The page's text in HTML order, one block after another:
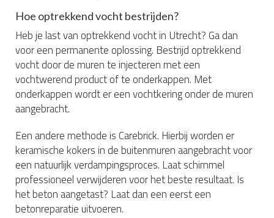
Hoe optrekkend vocht bestrijden?
Heb je last van optrekkend vocht in Utrecht? Ga dan
voor een permanente oplossing. Bestrijd optrekkend
vocht door de muren te injecteren met een
vochtwerend product of te onderkappen. Met
onderkappen wordt er een vochtkering onder de muren
aangebracht.
Een andere methode is Carebrick. Hierbij worden er
keramische kokers in de buitenmuren aangebracht voor
een natuurlijk verdampingsproces. Laat schimmel
professioneel verwijderen voor het beste resultaat. Is
het beton aangetast? Laat dan een eerst een
betonreparatie uitvoeren.